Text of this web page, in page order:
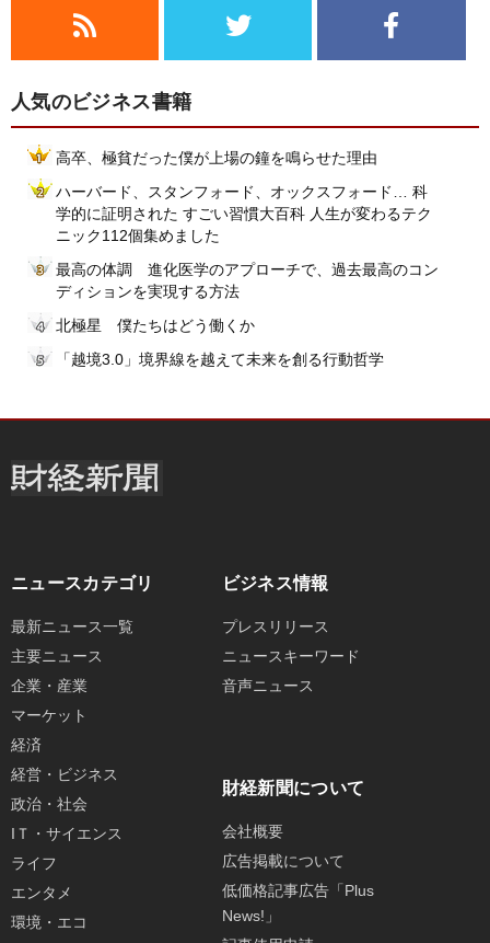
人気のビジネス書籍
高卒、極貧だった僕が上場の鐘を鳴らせた理由
ハーバード、スタンフォード、オックスフォード… 科
学的に証明された すごい習慣大百科 人生が変わるテク
ニック112個集めました
最高の体調 進化医学のアプローチで、過去最高のコン
ディションを実現する方法
北極星 僕たちはどう働くか
「越境3.0」境界線を越えて未来を創る行動哲学
ニュースカテゴリ
最新ニュース一覧
主要ニュース
企業・産業
マーケット
経済
経営・ビジネス
政治・社会
IＴ・サイエンス
ライフ
エンタメ
環境・エコ
ビジネス情報
プレスリリース
ニュースキーワード
音声ニュース
財経新聞について
会社概要
広告掲載について
低価格記事広告「Plus
News!」